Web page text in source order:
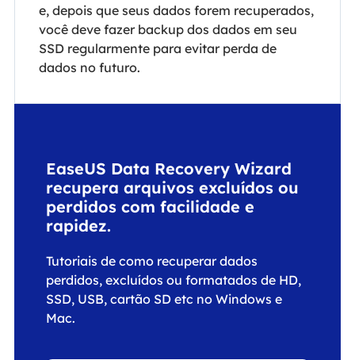
e, depois que seus dados forem recuperados,
você deve fazer backup dos dados em seu
SSD regularmente para evitar perda de
dados no futuro.
EaseUS Data Recovery Wizard
recupera arquivos excluídos ou
perdidos com facilidade e
rapidez.
Tutoriais de como recuperar dados
perdidos, excluídos ou formatados de HD,
SSD, USB, cartão SD etc no Windows e
Mac.